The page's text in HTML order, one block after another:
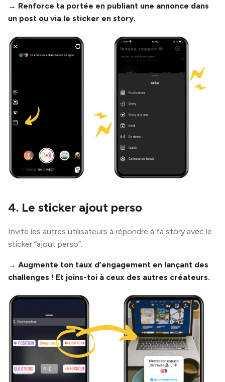
→ Renforce ta portée en publiant une annonce dans
un post ou via le sticker en story.
4. Le sticker ajout perso
Invite les autres utilisateurs à répondre à ta story avec le
sticker “ajout perso”.
→ Augmente ton taux d’engagement en lançant des
challenges ! Et joins-toi à ceux des autres créateurs.